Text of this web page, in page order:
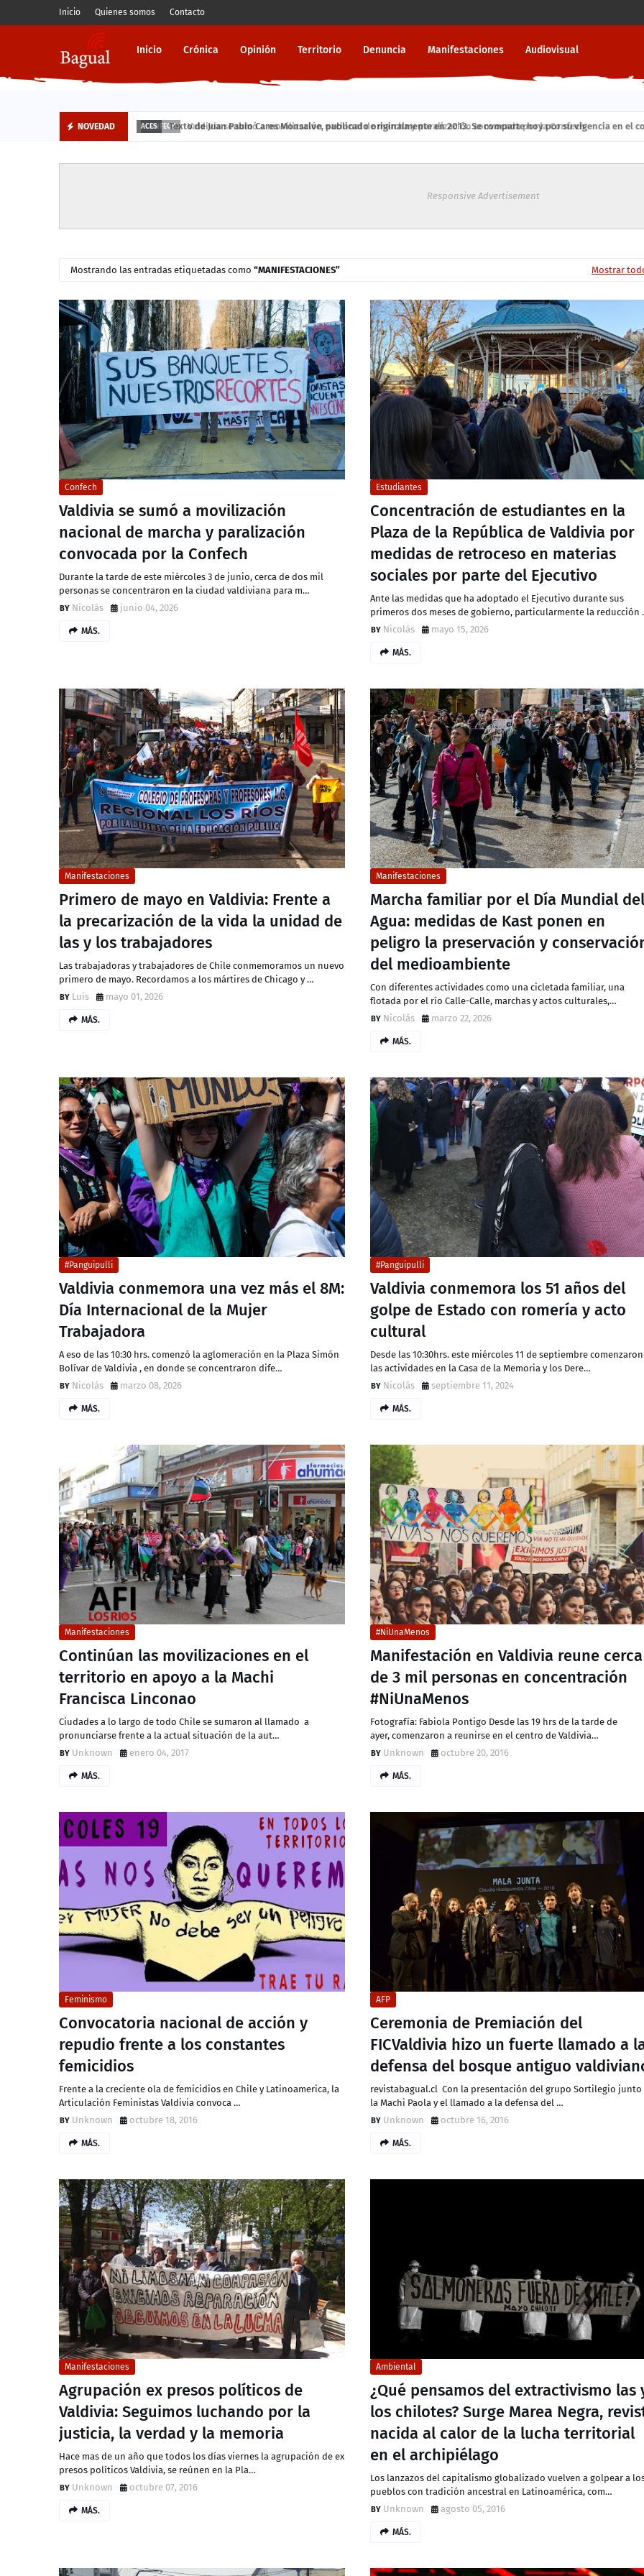
Inicio Quienes somos Contacto
Inicio Crónica Opinión Territorio Denuncia Manifestaciones Audiovisual
NOVEDAD ACES Texto de Juan Pablo Cares Monsalve, publicado originalmente en 2013. Se comparte hoy por su vigencia en el
Responsive Advertisement
Mostrando las entradas etiquetadas como MANIFESTACIONES Mostrar
Confech
Valdivia se sumó a movilización
nacional de marcha y paralización
convocada por la Confech
Durante la tarde de este miércoles 3 de junio, cerca de dos mil
personas se concentraron en la ciudad valdiviana para m…
Nicolás
junio 04, 2026
MÁS.
Estudiantes
Concentración de estudiantes en la
Plaza de la República de Valdivia por
medidas de retroceso en materias
sociales por parte del Ejecutivo
Ante las medidas que ha adoptado el Ejecutivo durante sus
primeros dos meses de gobierno, particularmente la reducción
Nicolás
mayo 15, 2026
MÁS.
Manifestaciones
Primero de mayo en Valdivia: Frente a
la precarización de la vida la unidad de
las y los trabajadores
Las trabajadoras y trabajadores de Chile conmemoramos un nuevo
primero de mayo. Recordamos a los mártires de Chicago y …
Luis
mayo 01, 2026
MÁS.
Manifestaciones
Marcha familiar por el Día Mundial del
Agua: medidas de Kast ponen en
peligro la preservación y
del medioambiente
Con diferentes actividades como una cicletada familiar, una
flotada por el río Calle-Calle, marchas y actos culturales,…
Nicolás
marzo 22, 2026
MÁS.
#Panguipulli
Valdivia conmemora una vez más el 8M:
Día Internacional de la Mujer
Trabajadora
A eso de las 10:30 hrs. comenzó la aglomeración en la Plaza Simón
Bolívar de Valdivia , en donde se concentraron dife…
Nicolás
marzo 08, 2026
MÁS.
#Panguipulli
Valdivia conmemora los 51 años del
golpe de Estado con romería y acto
cultural
Desde las 10:30hrs. este miércoles 11 de septiembre comenzaron
las actividades en la Casa de la Memoria y los Dere…
Nicolás
septiembre 11, 2024
MÁS.
Manifestaciones
Continúan las movilizaciones en el
territorio en apoyo a la Machi
Francisca Linconao
Ciudades a lo largo de todo Chile se sumaron al llamado a
pronunciarse frente a la actual situación de la aut…
Unknown
enero 04, 2017
MÁS.
#NiUnaMenos
Manifestación en Valdivia reune cerca
de 3 mil personas en concentración
#NiUnaMenos
Fotografía: Fabiola Pontigo Desde las 19 hrs de la tarde de
ayer, comenzaron a reunirse en el centro de Valdivia…
Unknown
octubre 20, 2016
MÁS.
Feminismo
Convocatoria nacional de acción y
repudio frente a los constantes
femicidios
Frente a la creciente ola de femicidios en Chile y Latinoamerica, la
Articulación Feministas Valdivia convoca …
Unknown
octubre 18, 2016
MÁS.
AFP
Ceremonia de Premiación del
FICValdivia hizo un fuerte llamado a
defensa del bosque antiguo
revistabagual.cl Con la presentación del grupo Sortilegio junto
la Machi Paola y el llamado a la defensa del …
Unknown
octubre 16, 2016
MÁS.
Manifestaciones
Agrupación ex presos políticos de
Valdivia: Seguimos luchando por la
justicia, la verdad y la memoria
Hace mas de un año que todos los días viernes la agrupación de ex
presos políticos Valdivia, se reúnen en la Pla…
Unknown
octubre 07, 2016
MÁS.
Ambiental
¿Qué pensamos del extractivismo las
los chilotes? Surge Marea Negra,
nacida al calor de la lucha territorial
en el archipiélago
Los lanzazos del capitalismo globalizado vuelven a golpear a
pueblos con tradición ancestral en Latinoamérica, com…
Unknown
agosto 05, 2016
MÁS.